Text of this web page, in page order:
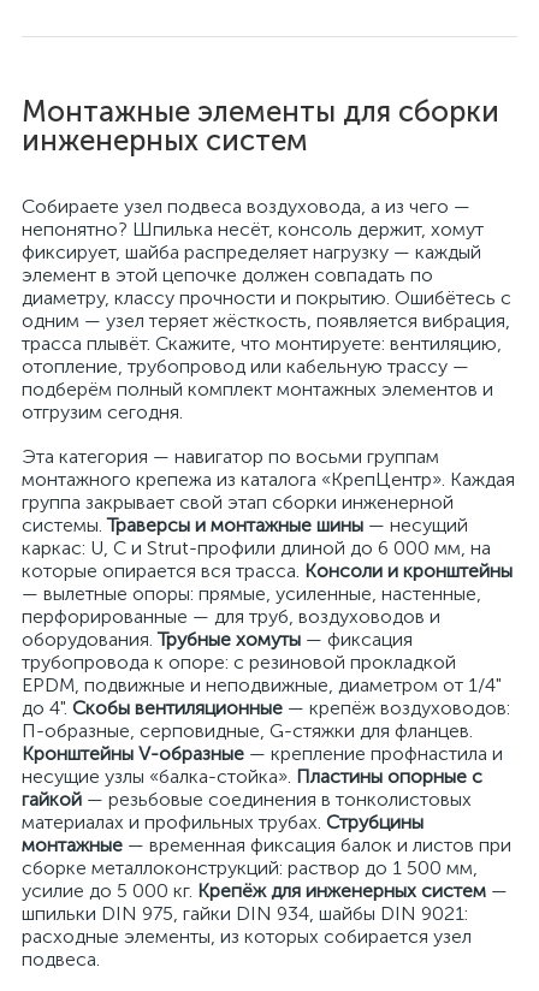
Монтажные элементы для сборки
инженерных систем
Собираете узел подвеса воздуховода, а из чего —
непонятно? Шпилька несёт, консоль держит, хомут
фиксирует, шайба распределяет нагрузку — каждый
элемент в этой цепочке должен совпадать по
диаметру, классу прочности и покрытию. Ошибётесь с
одним — узел теряет жёсткость, появляется вибрация,
трасса плывёт. Скажите, что монтируете: вентиляцию,
отопление, трубопровод или кабельную трассу —
подберём полный комплект монтажных элементов и
отгрузим сегодня.
Эта категория — навигатор по восьми группам
монтажного крепежа из каталога «КрепЦентр». Каждая
группа закрывает свой этап сборки инженерной
системы.Траверсы и монтажные шины — несущий
каркас: U, C и Strut-профили длиной до 6 000 мм, на
которые опирается вся трасса. Консоли и кронштейны
— вылетные опоры: прямые, усиленные, настенные,
перфорированные — для труб, воздуховодов и
оборудования.Трубные хомуты — фиксация
трубопровода к опоре: с резиновой прокладкой
EPDM, подвижные и неподвижные, диаметром от 1/4"
до 4". Скобы вентиляционные — крепёж воздуховодов:
П-образные, серповидные, G-стяжки для фланцев.
Кронштейны V-образные — крепление профнастила и
несущие узлы «балка-стойка». Пластины опорные с
гайкой — резьбовые соединения в тонколистовых
материалах и профильных трубах. Струбцины
монтажные — временная фиксация балок и листов при
сборке металлоконструкций: раствор до 1 500 мм,
усилие до 5 000 кг. Крепёж для инженерных систем —
шпильки DIN 975, гайки DIN 934, шайбы DIN 9021:
расходные элементы, из которых собирается узел
подвеса.